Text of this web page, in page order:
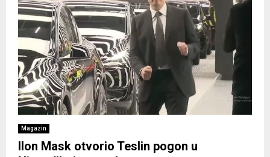
Magazin
Ilon Mask otvorio Teslin pogon u